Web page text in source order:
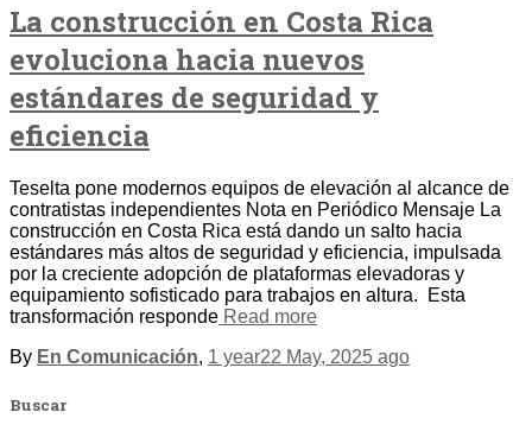
La construcción en Costa Rica
evoluciona hacia nuevos
estándares de seguridad y
eficiencia
Teselta pone modernos equipos de elevación al alcance de
contratistas independientes Nota en Periódico Mensaje La
construcción en Costa Rica está dando un salto hacia
estándares más altos de seguridad y eficiencia, impulsada
por la creciente adopción de plataformas elevadoras y
equipamiento sofisticado para trabajos en altura. Esta
transformación responde Read more
By En Comunicación, 1 year22 May, 2025 ago
Buscar